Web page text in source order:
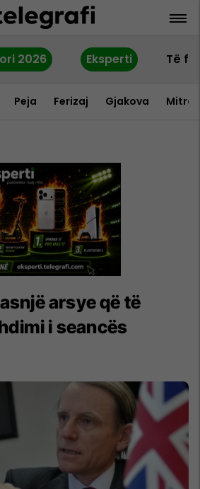
2026 Eksperti Të
Peja Ferizaj Gjakova
arsye që të
i seancës